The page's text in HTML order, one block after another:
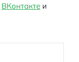
ВКонтакте и